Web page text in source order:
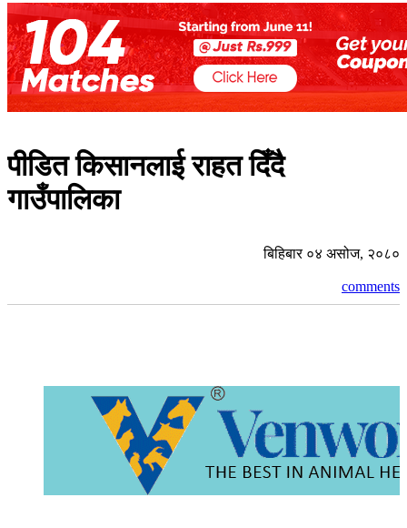
पीडित किसानलाई राहत दिँदै
गाउँपालिका
बिहिबार ०४ असोज, २०८०
comments